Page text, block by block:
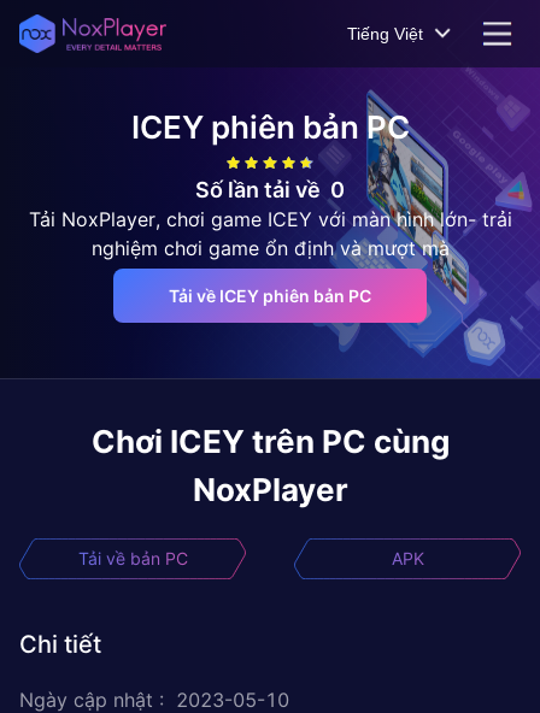
Tiếng Việt
ICEYphiên bản PC
Số lần tải về 0
Tải NoxPlayer, chơi game ICEY với màn hình lớn- trải
nghiệm chơi game ổn định và mượt mà
Tải về ICEY phiên bản PC
Chơi ICEY trên PC cùng
NoxPlayer
Tải về bản PC APK
Chi tiết
Ngày cập nhật : 2023-05-10